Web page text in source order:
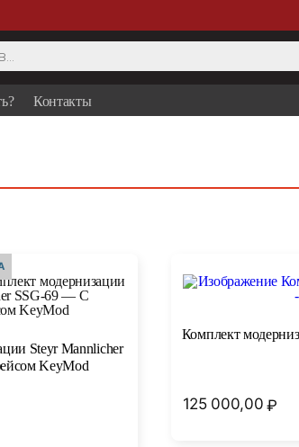
Контакты
Steyr Mannlicher
KeyMod
Комплект
125 000,00₽